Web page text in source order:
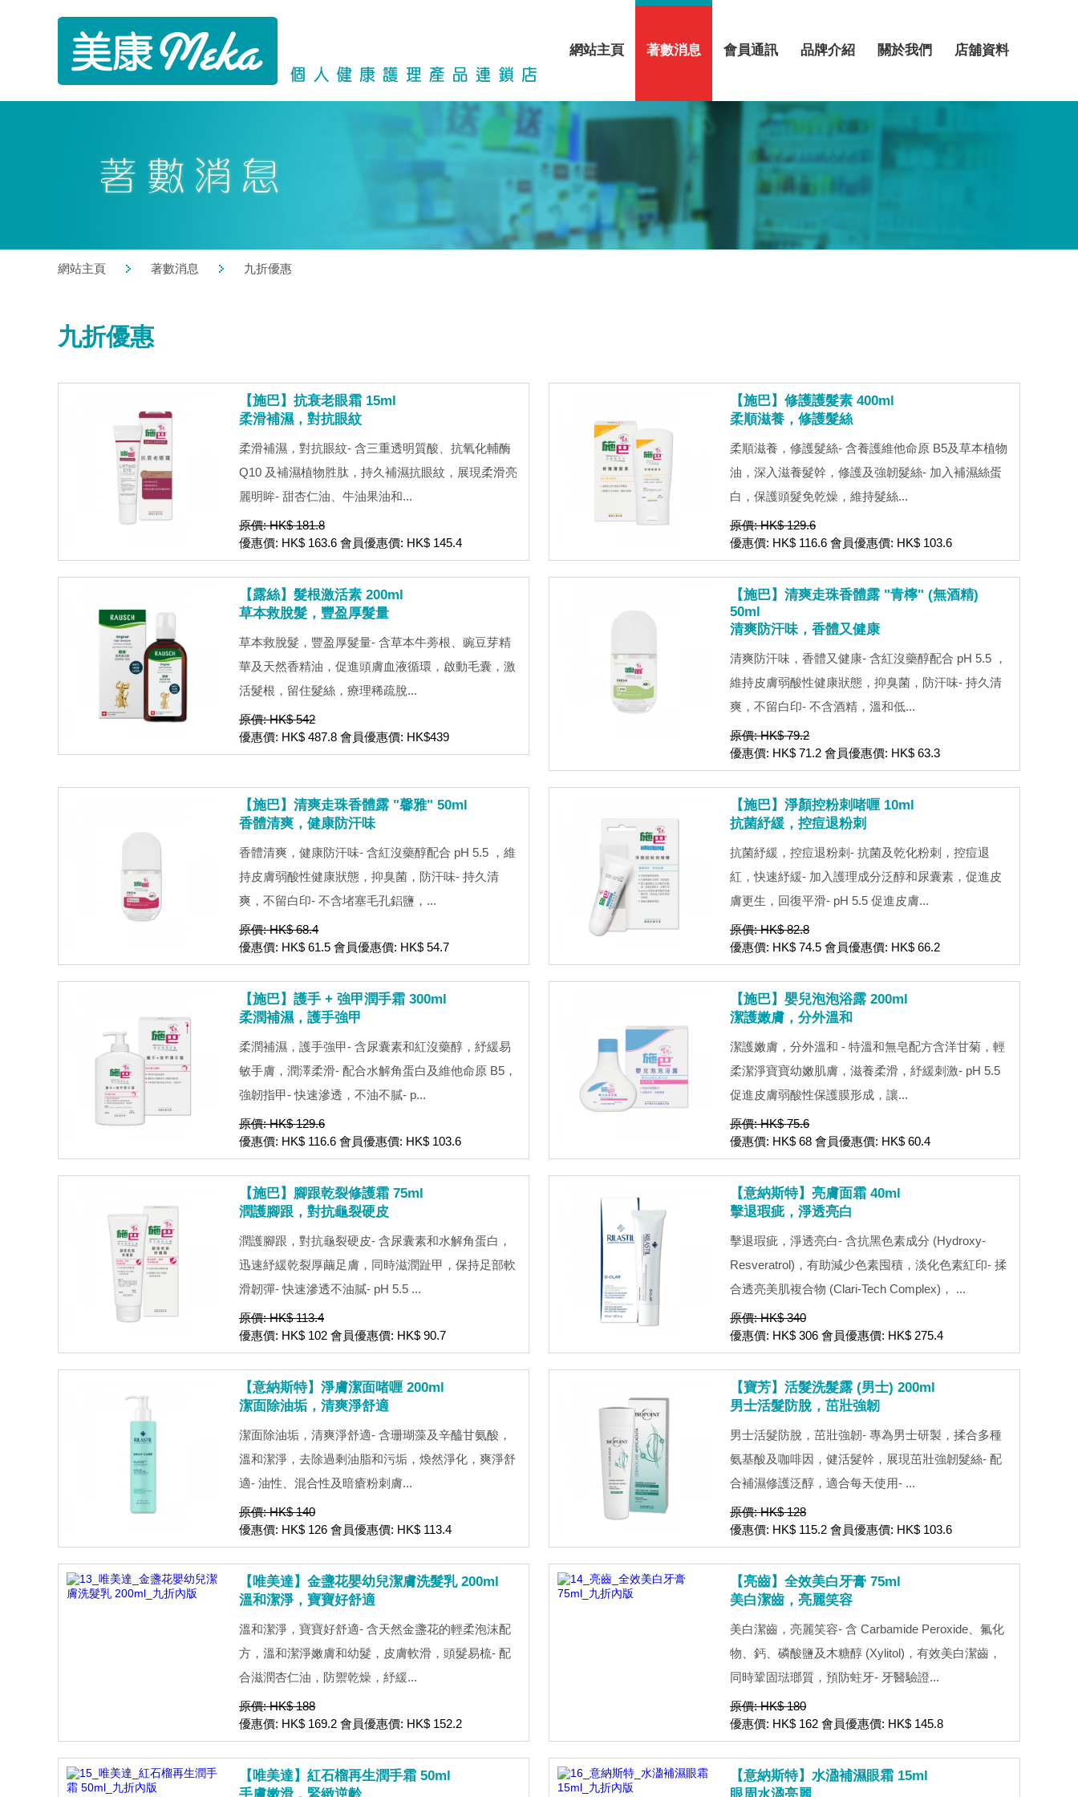
網站主頁 著數消息 會員通訊 品牌介紹 關於我們 店舖資料
網站主頁 著數消息 九折優惠
九折優惠
【施巴】抗衰老眼霜 15ml
柔滑補濕，對抗眼紋
柔滑補濕，對抗眼紋- 含三重透明質酸、抗氧化輔酶
Q10 及補濕植物胜肽，持久補濕抗眼紋，展現柔滑亮
麗明眸- 甜杏仁油、牛油果油和...
原價: HK$ 181.8
優惠價: HK$ 163.6 會員優惠價: HK$ 145.4
【施巴】修護護髮素 400ml
柔順滋養，修護髮絲
柔順滋養，修護髮絲- 含養護維他命原 B5及草本植物
油，深入滋養髮幹，修護及強韌髮絲- 加入補濕絲蛋
白，保護頭髮免乾燥，維持髮絲...
原價: HK$ 129.6
優惠價: HK$ 116.6 會員優惠價: HK$ 103.6
【露絲】髮根激活素 200ml
草本救脫髮，豐盈厚髮量
草本救脫髮，豐盈厚髮量- 含草本牛蒡根、豌豆芽精
華及天然香精油，促進頭膚血液循環，啟動毛囊，激
活髮根，留住髮絲，療理稀疏脫...
原價: HK$ 542
優惠價: HK$ 487.8 會員優惠價: HK$439
【施巴】清爽走珠香體露 "青檸" (無酒精)
50ml
清爽防汗味，香體又健康
清爽防汗味，香體又健康- 含紅沒藥醇配合 pH 5.5 ，
維持皮膚弱酸性健康狀態，抑臭菌，防汗味- 持久清
爽，不留白印- 不含酒精，溫和低...
原價: HK$ 79.2
優惠價: HK$ 71.2 會員優惠價: HK$ 63.3
【施巴】清爽走珠香體露 "馨雅" 50ml
香體清爽，健康防汗味
香體清爽，健康防汗味- 含紅沒藥醇配合 pH 5.5 ，維
持皮膚弱酸性健康狀態，抑臭菌，防汗味- 持久清
爽，不留白印- 不含堵塞毛孔鋁鹽，...
原價: HK$ 68.4
優惠價: HK$ 61.5 會員優惠價: HK$ 54.7
【施巴】淨顏控粉刺啫喱 10ml
抗菌紓緩，控痘退粉刺
抗菌紓緩，控痘退粉刺- 抗菌及乾化粉刺，控痘退
紅，快速紓緩- 加入護理成分泛醇和尿囊素，促進皮
膚更生，回復平滑- pH 5.5 促進皮膚...
原價: HK$ 82.8
優惠價: HK$ 74.5 會員優惠價: HK$ 66.2
【施巴】護手 + 強甲潤手霜 300ml
柔潤補濕，護手強甲
柔潤補濕，護手強甲- 含尿囊素和紅沒藥醇，紓緩易
敏手膚，潤澤柔滑- 配合水解角蛋白及維他命原 B5，
強韌指甲- 快速滲透，不油不膩- p...
原價: HK$ 129.6
優惠價: HK$ 116.6 會員優惠價: HK$ 103.6
【施巴】嬰兒泡泡浴露 200ml
潔護嫩膚，分外溫和
潔護嫩膚，分外溫和 - 特溫和無皂配方含洋甘菊，輕
柔潔淨寶寶幼嫩肌膚，滋養柔滑，紓緩刺激- pH 5.5
促進皮膚弱酸性保護膜形成，讓...
原價: HK$ 75.6
優惠價: HK$ 68 會員優惠價: HK$ 60.4
【施巴】腳跟乾裂修護霜 75ml
潤護腳跟，對抗龜裂硬皮
潤護腳跟，對抗龜裂硬皮- 含尿囊素和水解角蛋白，
迅速紓緩乾裂厚繭足膚，同時滋潤趾甲，保持足部軟
滑韌彈- 快速滲透不油膩- pH 5.5 ...
原價: HK$ 113.4
優惠價: HK$ 102 會員優惠價: HK$ 90.7
【意納斯特】亮膚面霜 40ml
擊退瑕疵，淨透亮白
擊退瑕疵，淨透亮白- 含抗黑色素成分 (Hydroxy-
Resveratrol)，有助減少色素囤積，淡化色素紅印- 揉
合透亮美肌複合物 (Clari-Tech Complex)， ...
原價: HK$ 340
優惠價: HK$ 306 會員優惠價: HK$ 275.4
【意納斯特】淨膚潔面啫喱 200ml
潔面除油垢，清爽淨舒適
潔面除油垢，清爽淨舒適- 含珊瑚藻及辛醯甘氨酸，
溫和潔淨，去除過剩油脂和污垢，煥然淨化，爽淨舒
適- 油性、混合性及暗瘡粉刺膚...
原價: HK$ 140
優惠價: HK$ 126 會員優惠價: HK$ 113.4
【寶芳】活髮洗髮露 (男士) 200ml
男士活髮防脫，茁壯強韌
男士活髮防脫，茁壯強韌- 專為男士研製，揉合多種
氨基酸及咖啡因，健活髮幹，展現茁壯強韌髮絲- 配
合補濕修護泛醇，適合每天使用- ...
原價: HK$ 128
優惠價: HK$ 115.2 會員優惠價: HK$ 103.6
【唯美達】金盞花嬰幼兒潔膚洗髮乳 200ml
溫和潔淨，寶寶好舒適
溫和潔淨，寶寶好舒適- 含天然金盞花的輕柔泡沫配
方，溫和潔淨嫩膚和幼髮，皮膚軟滑，頭髮易梳- 配
合滋潤杏仁油，防禦乾燥，紓緩...
原價: HK$ 188
優惠價: HK$ 169.2 會員優惠價: HK$ 152.2
【亮齒】全效美白牙膏 75ml
美白潔齒，亮麗笑容
美白潔齒，亮麗笑容- 含 Carbamide Peroxide、氟化
物、鈣、磷酸鹽及木糖醇 (Xylitol)，有效美白潔齒，
同時鞏固琺瑯質，預防蛀牙- 牙醫驗證...
原價: HK$ 180
優惠價: HK$ 162 會員優惠價: HK$ 145.8
【唯美達】紅石榴再生潤手霜 50ml
【意納斯特】水溋補濕眼霜 15ml